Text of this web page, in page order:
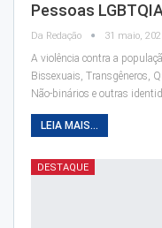
Pessoas
Da Redação 31 maio,
A violência contra a
Bissexuais, Transgêneros,
Não-binários e outras
LEIA MAIS...
DESTAQUE